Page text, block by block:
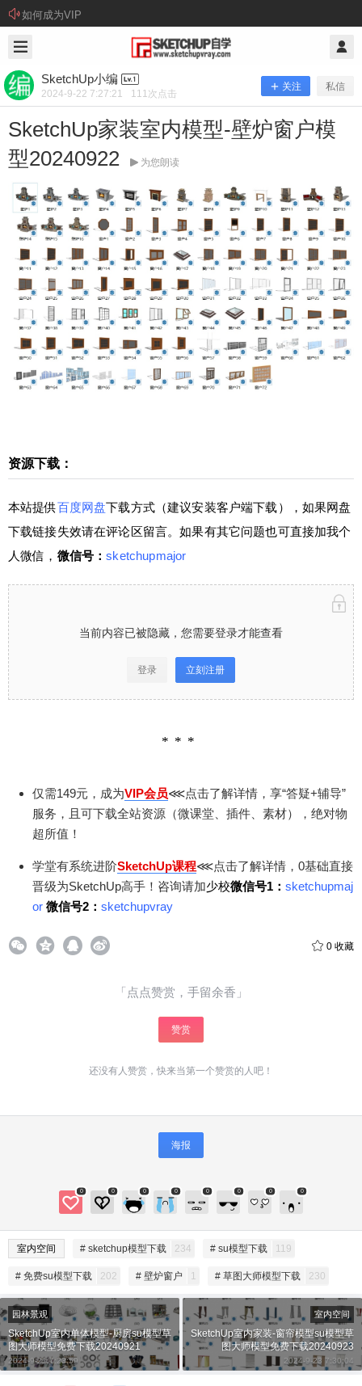
如何成为VIP
SketchUp小编
2024-9-22 7:27:21 111次点击
关注 私信
SketchUp家装室内模型-壁炉窗户模
型20240922
为您朗读
资源下载：
本站提供百度网盘下载方式（建议安装客户端下载），如果网盘
下载链接失效请在评论区留言。如果有其它问题也可直接加我个
人微信， 微信号：sketchupmajor
当前内容已被隐藏，您需要登录才能查看
登录 立刻注册
仅需149元，成为VIP会员⋘点击了解详情，享“答疑+辅导”
服务，且可下载全站资源（微课堂、插件、素材），绝对物
超所值！
学堂有系统进阶SketchUp课程⋘点击了解详情，0基础直接
晋级为SketchUp高手！咨询请加少校微信号1： sketchupmaj
or 微信号2： sketchupvray
0 收藏
「点点赞赏，手留余香」
赞赏
还没有人赞赏，快来当第一个赞赏的人吧！
海报
0 0 0 0 0 0 0 0
室内空间 # sketchup模型下载 234 # su模型下载 119
# 免费su模型下载 202 # 壁炉窗户 1 # 草图大师模型下载 230
SketchUp小编 @ SketchUp自学
SketchUp家装室内模型-壁炉窗户模型
20240922
资源下载： 本站提供百度网盘下载方式（建议安装
客户端下载），如果网盘下载链接失效请在评论区
留言。如果有其它问题也可直接加我个人微信，微
会员⋘点击了解详情，享“答疑+辅导”服务，且可
下载全站资源（微课堂、插件、素材），绝对物超
详情，0基础直接晋级为SketchUp高手！咨询请加
少校微信号1：sketchupmajor 微信号2：sketchupv
ray 0 收藏
给SketchUp小编打赏
2 元 5 元 10 元
20 元 50 元 自定义
付费内容
¥
园林景观
SketchUp室内单体模型-厨房su模型草
图大师模型免费下载20240921
2024-9-21 7:23:59
室内空间
SketchUp室内家装-窗帘模型su模型草
图大师模型免费下载20240923
2024-9-23 7:30:04
6位以上